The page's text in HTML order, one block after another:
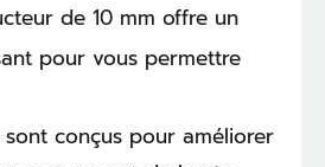
de 10 mm offre un
pour vous permettre